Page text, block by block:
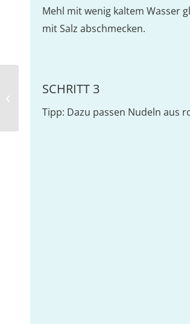
Mehl mit wenig kaltem Wasser
mit Salz abschmecken.
SCHRITT 3
Tipp: Dazu passen Nudeln aus